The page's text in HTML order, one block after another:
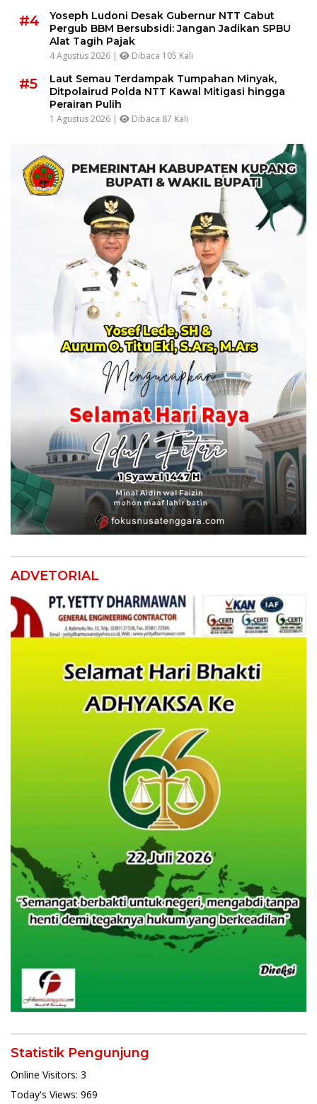
#4
Yoseph Ludoni Desak Gubernur NTT Cabut
Pergub BBM Bersubsidi: Jangan Jadikan SPBU
Alat Tagih Pajak
4 Agustus 2026 | Dibaca 105 Kali
#5
Laut Semau Terdampak Tumpahan Minyak,
Ditpolairud Polda NTT Kawal Mitigasi hingga
Perairan Pulih
1 Agustus 2026 | Dibaca 87 Kali
ADVETORIAL
Statistik Pengunjung
Online Visitors: 3
Today's Views: 969